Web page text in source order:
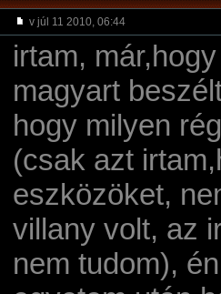
v júl 11 2010, 06:44
irtam,
magyart
hogy milyen
(csak azt
eszközöket,
villany volt, az
nem tudom),